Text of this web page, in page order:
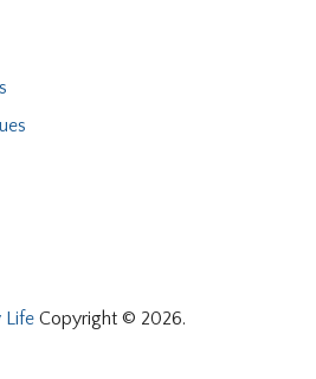
LifeCopyright © 2026.